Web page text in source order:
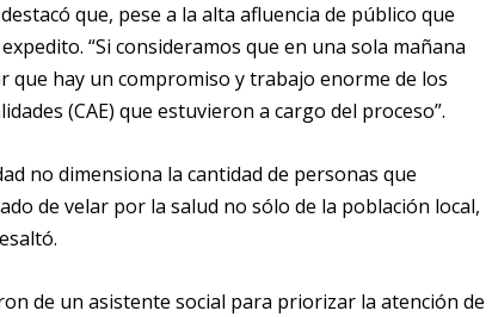
que, pese a la alta afluencia de público que
“Si consideramos que en una sola mañana
que hay un compromiso y trabajo enorme de los
(CAE) que estuvieron a cargo del proceso”.
no dimensiona la cantidad de personas que
de velar por la salud no sólo de la población local,
de un asistente social para priorizar la atención de